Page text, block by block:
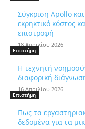
Σύγκριση Apollo
εκρηκτικό κόστος
επιστροφή
18 Απριλίου 2026
Επιστήμη
Η τεχνητή
διαφορική
16 Απριλίου 2026
Επιστήμη
Πως τα
δεδομένα για τα